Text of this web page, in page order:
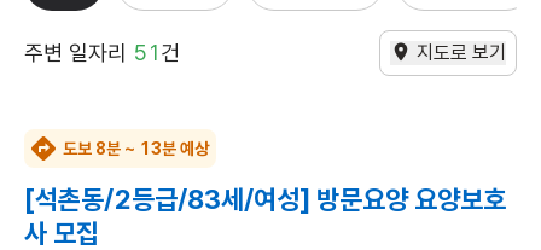
주변 일자리 51건 지도로 보기
도보 8분 ~ 13분 예상
[석촌동/2등급/83세/여성] 방문요양 요양보호
사 모집